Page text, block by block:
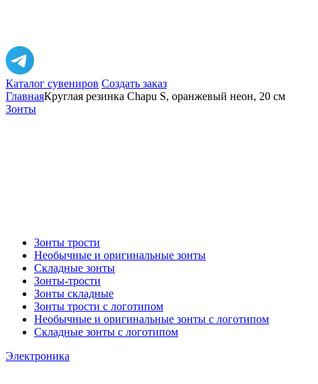
Каталог сувениров Создать заказ
ГлавнаяКруглая резинка Chapu S, оранжевый неон, 20 см
Зонты
Зонты трости
Необычные и оригинальные зонты
Складные зонты
Зонты-трости
Зонты складные
Зонты трости с логотипом
Необычные и оригинальные зонты с логотипом
Складные зонты с логотипом
Электроника